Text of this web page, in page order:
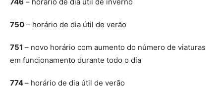
750 – horário de dia útil de verão
751 – novo horário com aumento do número de viaturas
em funcionamento durante todo o dia
774– horário de dia útil de verão